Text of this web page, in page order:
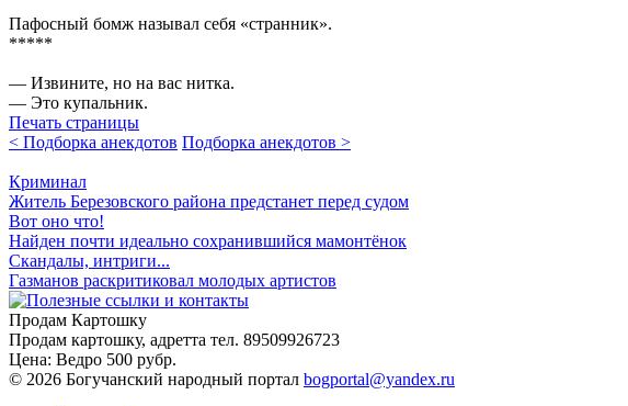
Пафосный бомж называл себя «странник».
*****
— Извините, но на вас нитка.
— Это купальник.
Печать страницы
< Подборка анекдотов Подборка анекдотов >
Криминал
Житель Березовского района предстанет перед судом
Вот оно что!
Найден почти идеально сохранившийся мамонтёнок
Скандалы, интриги...
Газманов раскритиковал молодых артистов
Продам Картошку
Продам картошку, адретта тел. 89509926723
Цена: Ведро 500 рубр.
© 2026 Богучанский народный портал bogportal@yandex.ru